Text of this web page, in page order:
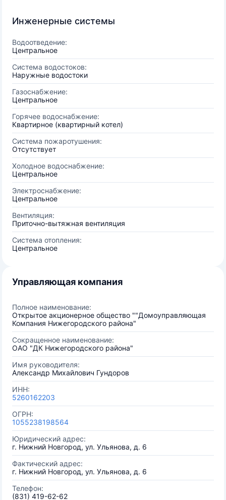
Инженерные системы
Водоотведение:
Центральное
Система водостоков:
Наружные водостоки
Газоснабжение:
Центральное
Горячее водоснабжение:
Квартирное (квартирный котел)
Система пожаротушения:
Отсутствует
Холодное водоснабжение:
Центральное
Электроснабжение:
Центральное
Вентиляция:
Приточно-вытяжная вентиляция
Система отопления:
Центральное
Управляющая компания
Полное наименование:
Открытое акционерное общество ""Домоуправляющая
Компания Нижегородского района"
Сокращенное наименование:
ОАО "ДК Нижегородского района"
Имя руководителя:
Александр Михайлович Гундоров
ИНН:
5260162203
ОГРН:
1055238198564
Юридический адрес:
г. Нижний Новгород, ул. Ульянова, д. 6
Фактический адрес:
г. Нижний Новгород, ул. Ульянова, д. 6
Телефон:
(831) 419-62-62